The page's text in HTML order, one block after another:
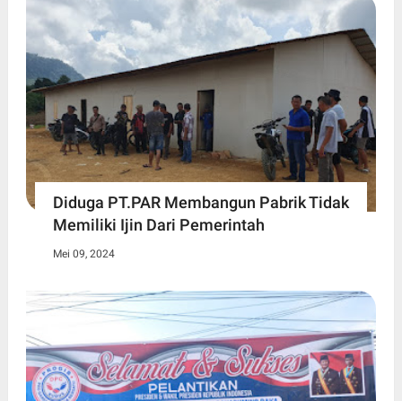
Diduga PT.PAR Membangun Pabrik Tidak
Memiliki Ijin Dari Pemerintah
Mei 09, 2024